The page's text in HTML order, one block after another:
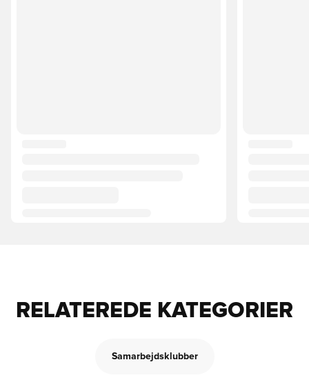
RELATEREDE KATEGORIER
Samarbejdsklubber